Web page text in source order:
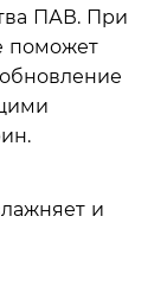
ПАВ. При
поможет
и